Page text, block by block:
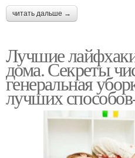
читать дальше →
Лучшие
дома. Секреты
генеральная
лучших